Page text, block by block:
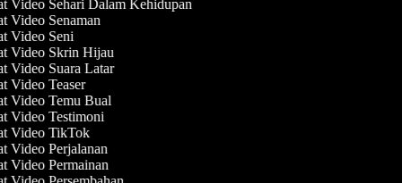
Video Sehari Dalam Kehidupan
Video Senaman
Video Seni
Video Skrin Hijau
Video Suara Latar
Video Teaser
Video Temu Bual
Video Testimoni
Video TikTok
Video Perjalanan
Video Permainan